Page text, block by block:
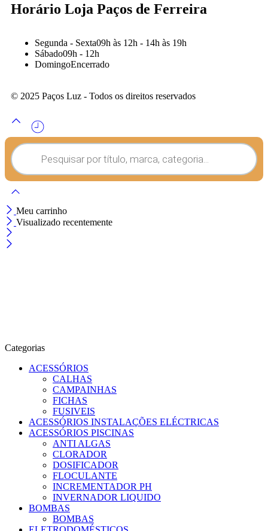
Horário Loja Paços de Ferreira
Segunda - Sexta09h às 12h - 14h às 19h
Sábado09h - 12h
DomingoEncerrado
© 2025 Paços Luz - Todos os direitos reservados
Meu carrinho
Visualizado recentemente
Categorias
ACESSÓRIOS
CALHAS
CAMPAINHAS
FICHAS
FUSIVEIS
ACESSÓRIOS INSTALAÇÕES ELÉCTRICAS
ACESSÓRIOS PISCINAS
ANTI ALGAS
CLORADOR
DOSIFICADOR
FLOCULANTE
INCREMENTADOR PH
INVERNADOR LIQUIDO
BOMBAS
BOMBAS